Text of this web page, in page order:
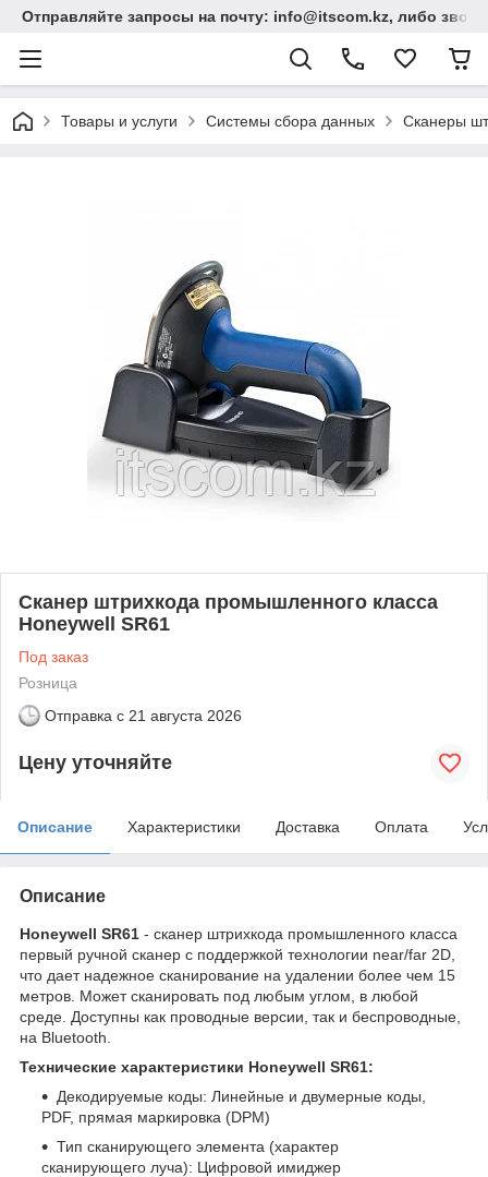
Отправляйте запросы на почту: info@itscom.kz, либо
Товары и услуги Системы сбора данных Сканеры
Сканер штрихкода промышленного класса
Honeywell SR61
Под заказ
Розница
Отправка с 21 августа 2026
Цену уточняйте
Описание Характеристики Доставка Оплата
Описание
Honeywell SR61 - сканер штрихкода промышленного класса
первый ручной сканер с поддержкой технологии near/far 2D,
что дает надежное сканирование на удалении более чем 15
метров. Может сканировать под любым углом, в любой
среде. Доступны как проводные версии, так и беспроводные,
на Bluetooth.
Технические характеристики Honeywell SR61:
Декодируемые коды: Линейные и двумерные коды,
PDF, прямая маркировка (DPM)
Тип сканирующего элемента (характер
сканирующего луча): Цифровой имиджер